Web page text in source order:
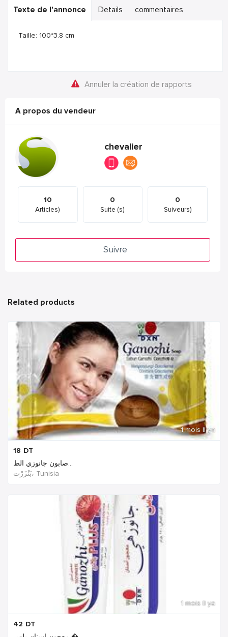
Texte de l'annonce Details commentaires
Taille: 100*3.8 cm
Annuler la création de rapports
A propos du vendeur
chevalier
10
Articles)
0
Suite (s)
0
Suiveurs)
Suivre
Related products
1 mois Il ya
18 DT
صابون جانوزي الط...
بَنْزَرْت‎، Tunisia
1 mois Il ya
42 DT